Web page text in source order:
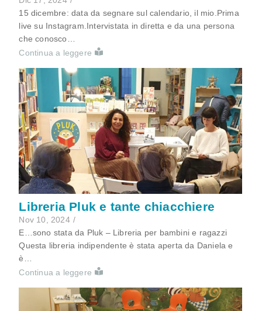
15 dicembre: data da segnare sul calendario, il mio.Prima
live su Instagram.Intervistata in diretta e da una persona
che conosco…
Continua a leggere
Libreria Pluk e tante chiacchiere
Nov 10, 2024 /
E…sono stata da Pluk – Libreria per bambini e ragazzi
Questa libreria indipendente è stata aperta da Daniela e
è…
Continua a leggere